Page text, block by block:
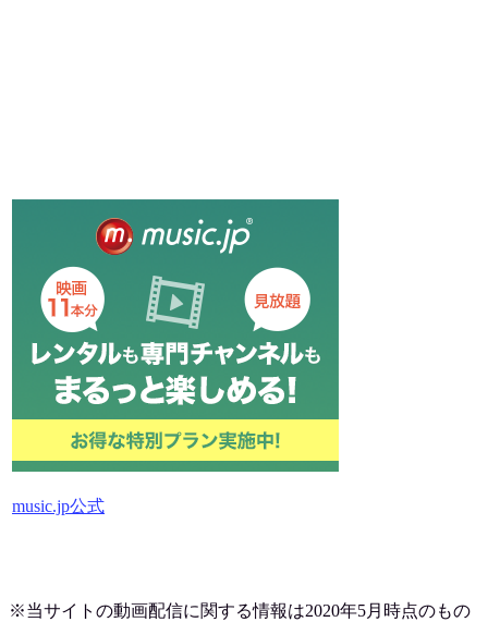
music.jp公式
※当サイトの動画配信に関する情報は2020年5月時点のもの